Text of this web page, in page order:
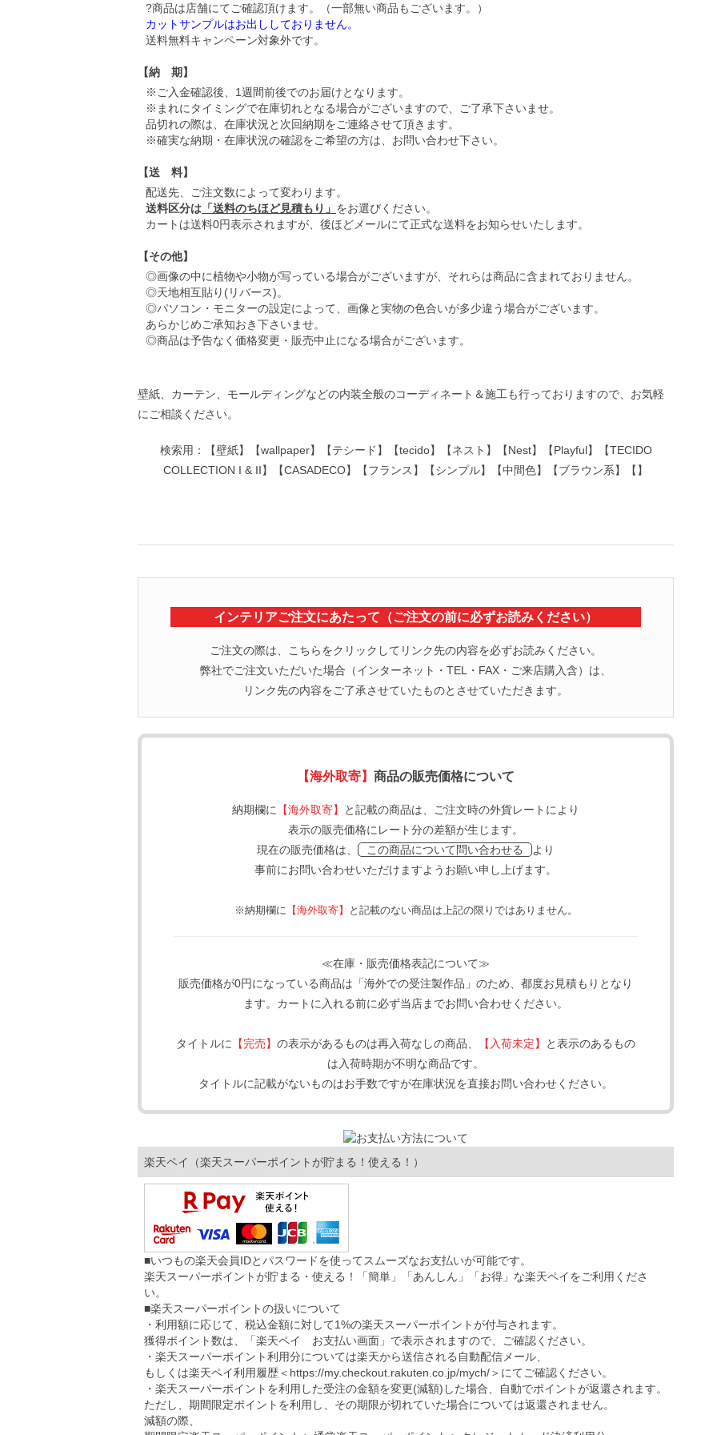
?商品は店舗にてご確認頂けます。（一部無い商品もございます。）
カットサンプルはお出ししておりません。
送料無料キャンペーン対象外です。
【納 期】
※ご入金確認後、1週間前後でのお届けとなります。
※まれにタイミングで在庫切れとなる場合がございますので、ご了承下さいませ。
品切れの際は、在庫状況と次回納期をご連絡させて頂きます。
※確実な納期・在庫状況の確認をご希望の方は、お問い合わせ下さい。
【送 料】
配送先、ご注文数によって変わります。
送料区分は 「送料のちほど見積もり」 をお選びください。
カートは送料0円表示されますが、後ほどメールにて正式な送料をお知らせいたします。
【その他】
◎画像の中に植物や小物が写っている場合がございますが、それらは商品に含まれておりません。
◎天地相互貼り(リバース)。
◎パソコン・モニターの設定によって、画像と実物の色合いが多少違う場合がございます。
あらかじめご承知おき下さいませ。
◎商品は予告なく価格変更・販売中止になる場合がございます。
壁紙、カーテン、モールディングなどの内装全般のコーディネート＆施工も行っておりますので、お気軽
にご相談ください。
検索用：【壁紙】【wallpaper】【テシード】【tecido】【ネスト】【Nest】【Playful】【TECIDO
COLLECTION I & II】【CASADECO】【フランス】【シンプル】【中間色】【ブラウン系】【】
インテリアご注文にあたって（ご注文の前に必ずお読みください）
ご注文の際は、こちらをクリックしてリンク先の内容を必ずお読みください。
弊社でご注文いただいた場合（インターネット・TEL・FAX・ご来店購入含）は、
リンク先の内容をご了承させていたものとさせていただきます。
【海外取寄】 商品の販売価格について
納期欄に 【海外取寄】
と記載の商品は、ご注文時の外貨レートにより
表示の販売価格にレート分の差額が生じます。
現在の販売価格は、
この商品について問い合わせる
より
事前にお問い合わせいただけますようお願い申し上げます。
※納期欄に 【海外取寄】 と記載のない商品は上記の限りではありません。
≪在庫・販売価格表記について≫
販売価格が0円になっている商品は「海外での受注製作品」のため、都度お見積もりとなり
ます。カートに入れる前に必ず当店までお問い合わせください。
タイトルに 【完売】 の表示があるものは再入荷なしの商品、 【入荷未定】
と表示のあるもの
は入荷時期が不明な商品です。
タイトルに記載がないものはお手数ですが在庫状況を直接お問い合わせください。
楽天ペイ（楽天スーパーポイントが貯まる！使える！）
■いつもの楽天会員IDとパスワードを使ってスムーズなお支払いが可能です。
楽天スーパーポイントが貯まる・使える！「簡単」「あんしん」「お得」な楽天ペイをご利用くださ
い。
■楽天スーパーポイントの扱いについて
・利用額に応じて、税込金額に対して1%の楽天スーパーポイントが付与されます。
獲得ポイント数は、「楽天ペイ お支払い画面」で表示されますので、ご確認ください。
・楽天スーパーポイント利用分については楽天から送信される自動配信メール、
もしくは楽天ペイ利用履歴＜ https://my.checkout.rakuten.co.jp/mych/＞にてご確認ください。
・楽天スーパーポイントを利用した受注の金額を変更(減額)した場合、自動でポイントが返還されます。
ただし、期間限定ポイントを利用し、その期限が切れていた場合については返還されません。
減額の際、